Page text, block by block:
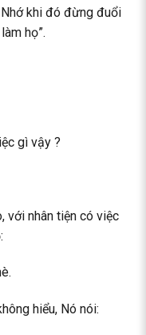
khi đó đừng đuổi
họ”.
gì vậy ?
với nhân tiện có việc
hiểu, Nó nói: